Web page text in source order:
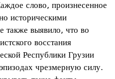
слово, произнесенное
историческими
также выявило, что во
восстания
Республики Грузии
чрезмерную силу.